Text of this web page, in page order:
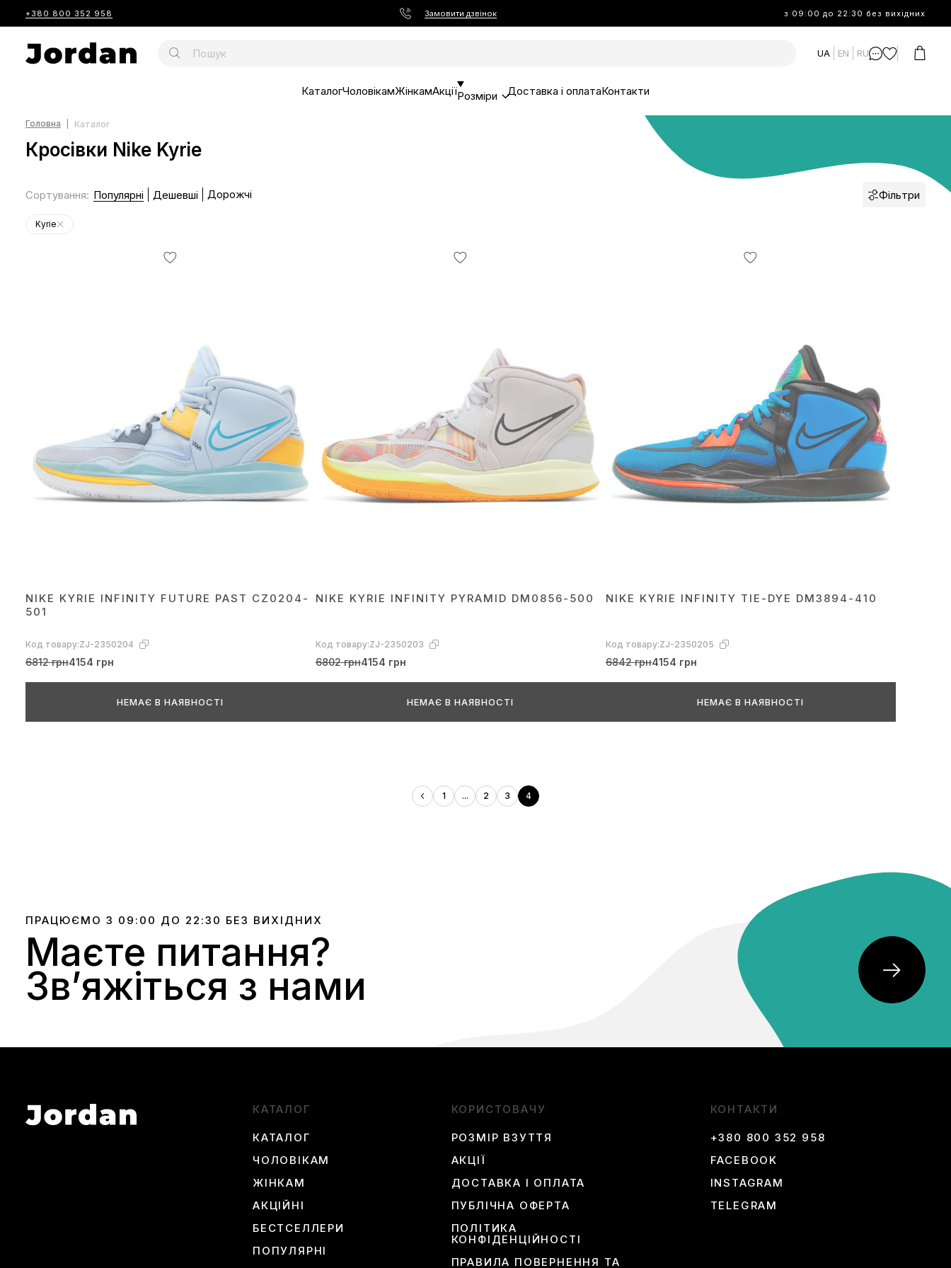
+380 800 352 958 Замовити дзвінок з 09:00 до 22:30 без вихідних
UA EN RU
КаталогЧоловікамЖінкамАкціїРозміри Доставка і оплатаКонтакти
Головна Каталог
Кросівки Nike Kyrie
Сортування: Популярні Дешевші Дорожчі Фільтри
Kyrie
NIKE KYRIE INFINITY FUTURE PAST CZ0204-
501
Код товару:ZJ-2350204
6812 грн4154 грн
НЕМАЄ В НАЯВНОСТІ
NIKE KYRIE INFINITY PYRAMID DM0856-500
Код товару:ZJ-2350203
6802 грн4154 грн
НЕМАЄ В НАЯВНОСТІ
NIKE KYRIE INFINITY TIE-DYE DM3894-410
Код товару:ZJ-2350205
6842 грн4154 грн
НЕМАЄ В НАЯВНОСТІ
1 ... 2 3 4
ПРАЦЮЄМО З 09:00 ДО 22:30 БЕЗ ВИХІДНИХ
Маєте питання?
Звʼяжіться з нами
КАТАЛОГ
КАТАЛОГ
ЧОЛОВІКАМ
ЖІНКАМ
АКЦІЙНІ
БЕСТСЕЛЛЕРИ
ПОПУЛЯРНІ
КОРИСТОВАЧУ
РОЗМІР ВЗУТТЯ
АКЦІЇ
ДОСТАВКА І ОПЛАТА
ПУБЛІЧНА ОФЕРТА
ПОЛІТИКА
КОНФІДЕНЦІЙНОСТІ
ПРАВИЛА ПОВЕРНЕННЯ ТА
КОНТАКТИ
+380 800 352 958
FACEBOOK
INSTAGRAM
TELEGRAM